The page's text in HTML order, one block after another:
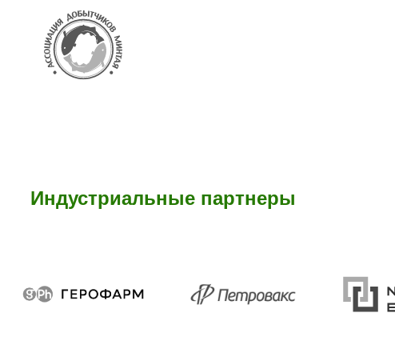
Индустриальные партнеры